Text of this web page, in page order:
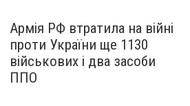
Армія РФ втратила на війні
проти України ще 1130
військових і два засоби
ППО